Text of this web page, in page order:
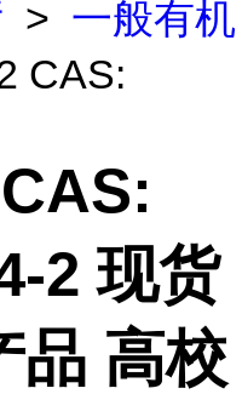
> 一般有机
CAS:
2 现货
品 高校